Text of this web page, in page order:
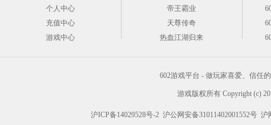
个人中心
充值中心
游戏中心
帝王霸业
天尊传奇
热血江湖归来
602游戏平台 - 做玩家喜爱、信任
游戏版权所有 Copyright (c)
沪ICP备14029528号-2 沪公网安备31011402001552号 沪